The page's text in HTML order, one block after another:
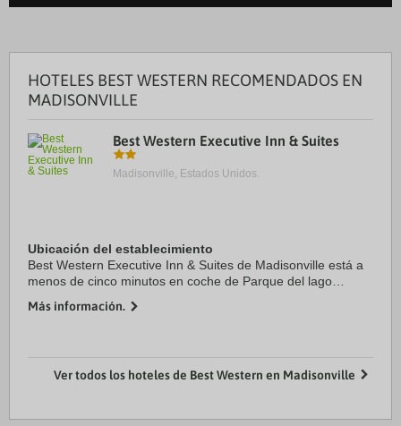
HOTELES BEST WESTERN RECOMENDADOS EN
MADISONVILLE
Best Western Executive Inn & Suites
Madisonville, Estados Unidos.
Ubicación del establecimiento
Best Western Executive Inn & Suites de Madisonville está a
menos de cinco minutos en coche de Parque del lago
hotel se encuentra a 43,7 km de ...
Más información.
Ver todos los hoteles de Best Western en Madisonville